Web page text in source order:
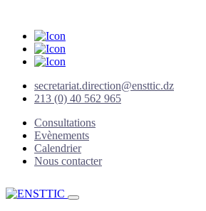
secretariat.direction@ensttic.dz
213 (0) 40 562 965
Consultations
Evènements
Calendrier
Nous contacter